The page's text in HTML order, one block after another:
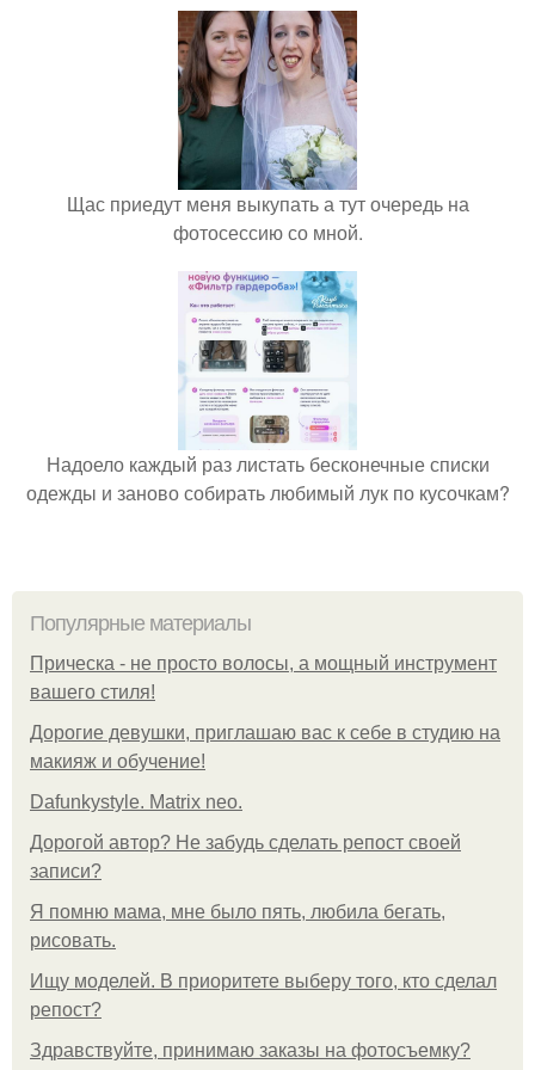
Щас приедут меня выкупать а тут очередь на
фотосессию со мной.
Надоело каждый раз листать бесконечные списки
одежды и заново собирать любимый лук по кусочкам?
Популярные материалы
Прическа - не просто волосы, а мощный инструмент
вашего стиля!
Дорогие девушки, приглашаю вас к себе в студию на
макияж и обучение!
Dafunkystyle. Matrix neo.
Дорогой автор? Не забудь сделать репост своей
записи?
Я помню мама, мне было пять, любила бегать,
рисовать.
Ищу моделей. В приоритете выберу того, кто сделал
репост?
Здравствуйте, принимаю заказы на фотосъемку?